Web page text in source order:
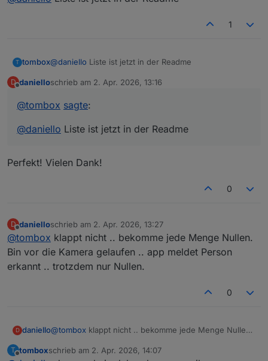
gibt es tapo.0.<id>.detection.events.0.alarm_type
dabei raus kommt .. finde keine Liste.
1
T tombox@daniello Liste ist jetzt in der Readme
D danielloschrieb am 2. Apr. 2026, 13:16
zuletzt editiert von
@tombox sagte:
@daniello Liste ist jetzt in der Readme
Perfekt! Vielen Dank!
0
D
Offline
danielloschrieb am 2. Apr. 2026, 13:27
zuletzt editiert von
@tombox klappt nicht .. bekomme jede Menge Nullen.
Bin vor die Kamera gelaufen .. app meldet Person
erkannt .. trotzdem nur Nullen.
0
D daniello@tombox klappt nicht .. bekomme jede Menge Nullen.
erkannt .. trotzdem nur Nullen.
T
Offline
tomboxschrieb am 2. Apr. 2026, 14:07
zuletzt editiert von